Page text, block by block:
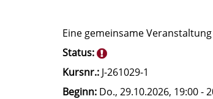
Eine gemeinsame
Status:
Kursnr.: J-261029-1
Beginn: Do., 29.10.2026, 19:00 -